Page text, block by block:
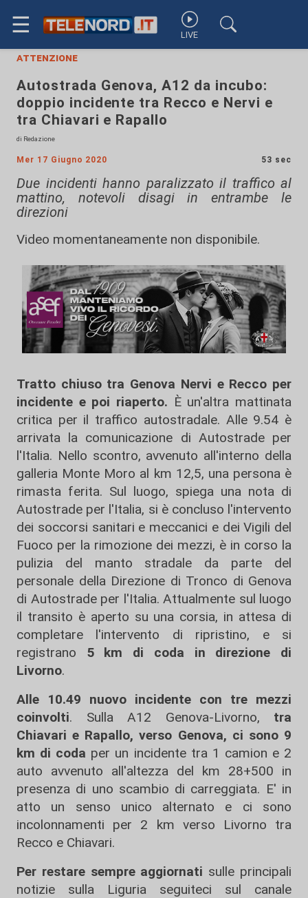
☰ LIVE
attenzione
Autostrada Genova, A12 da incubo:
doppio incidente tra Recco e Nervi e
tra Chiavari e Rapallo
di Redazione
Mer 17 Giugno 2020 53 sec
Due incidenti hanno paralizzato il traffico al
mattino, notevoli disagi in entrambe le
direzioni
Video momentaneamente non disponibile.
Tratto chiuso tra Genova Nervi e Recco per
incidente e poi riaperto. È un'altra mattinata
critica per il traffico autostradale. Alle 9.54 è
arrivata la comunicazione di Autostrade per
l'Italia. Nello scontro, avvenuto all'interno della
galleria Monte Moro al km 12,5, una persona è
rimasta ferita. Sul luogo, spiega una nota di
Autostrade per l'Italia, si è concluso l'intervento
dei soccorsi sanitari e meccanici e dei Vigili del
Fuoco per la rimozione dei mezzi, è in corso la
pulizia del manto stradale da parte del
personale della Direzione di Tronco di Genova
di Autostrade per l'Italia. Attualmente sul luogo
il transito è aperto su una corsia, in attesa di
completare l'intervento di ripristino, e si
registrano 5 km di coda in direzione di
Livorno.
Alle 10.49 nuovo incidente con tre mezzi
coinvolti. Sulla A12 Genova-Livorno, tra
Chiavari e Rapallo, verso Genova, ci sono 9
km di coda per un incidente tra 1 camion e 2
auto avvenuto all'altezza del km 28+500 in
presenza di uno scambio di carreggiata. E' in
atto un senso unico alternato e ci sono
incolonnamenti per 2 km verso Livorno tra
Recco e Chiavari.
Per restare sempre aggiornati sulle principali
notizie sulla Liguria seguiteci sul canale